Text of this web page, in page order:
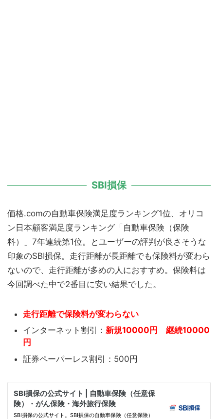
SBI損保
価格.comの自動車保険満足度ランキング1位、オリコ
ン日本顧客満足度ランキング「自動車保険（保険
料）」7年連続第1位。とユーザーの評判が良さそうな
印象のSBI損保。走行距離が長距離でも保険料が変わら
ないので、走行距離が多めの人におすすめ。保険料は
今回調べた中で2番目に安い結果でした。
走行距離で保険料が変わらない
インターネット割引： 新規10000円 継続10000
円
証券ペーパーレス割引：500円